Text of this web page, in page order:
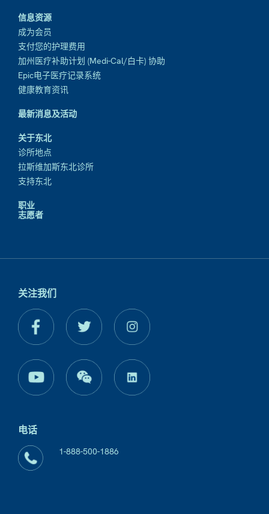
信息资源
成为会员
支付您的护理费用
加州医疗补助计划 (Medi-Cal/白卡) 协助
Epic电子医疗记录系统
健康教育资讯
最新消息及活动
关于东北
诊所地点
拉斯维加斯东北诊所
支持东北
职业
志愿者
关注我们
电话
1-888-500-1886